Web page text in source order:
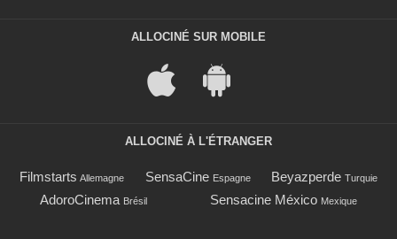
ALLOCINÉ SUR MOBILE
ALLOCINÉ À L'ÉTRANGER
Filmstarts Allemagne SensaCine Espagne Beyazperde Turquie
AdoroCinema Brésil Sensacine México Mexique